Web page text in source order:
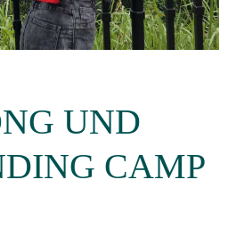
UND
CAMP